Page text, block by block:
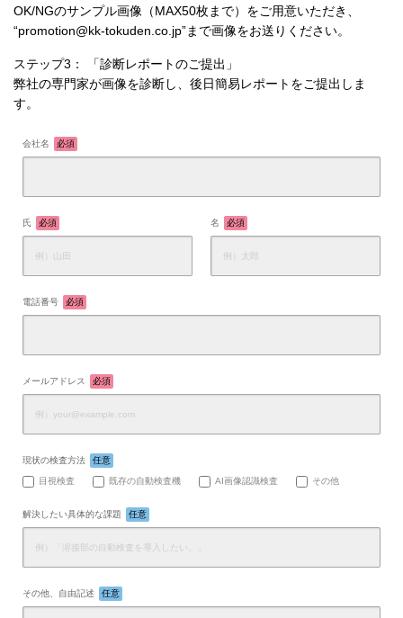
OK/NGのサンプル画像（MAX50枚まで）をご用意いただき、
“promotion@kk-tokuden.co.jp”まで画像をお送りください。
ステップ3： 「診断レポートのご提出」
弊社の専門家が画像を診断し、後日簡易レポートをご提出しま
す。
会社名 必須
氏 必須 名 必須
電話番号 必須
メールアドレス 必須
現状の検査方法 任意
目視検査 既存の自動検査機 AI画像認識検査 その他
解決したい具体的な課題 任意
その他、自由記述 任意